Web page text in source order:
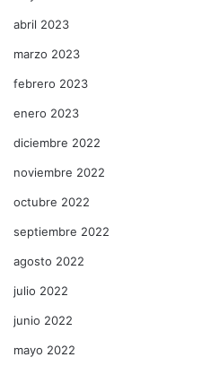
abril 2023
marzo 2023
febrero 2023
enero 2023
diciembre 2022
noviembre 2022
octubre 2022
septiembre 2022
agosto 2022
julio 2022
junio 2022
mayo 2022